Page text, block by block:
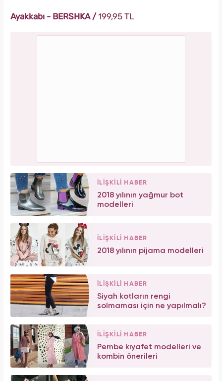
Ayakkabı - BERSHKA /199,95 TL
İLİŞKİLİ HABER
2018 yılının yağmur bot
modelleri
İLİŞKİLİ HABER
2018 yılının pijama modelleri
İLİŞKİLİ HABER
Siyah kotların rengi
solmaması için ne yapılmalı?
İLİŞKİLİ HABER
Pembe kıyafet modelleri ve
kombin önerileri